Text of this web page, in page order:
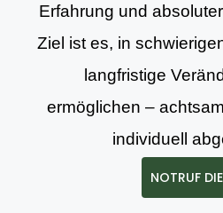
Erfahrung und
Ziel ist es, in
langfristige
ermöglichen –
individuell
NOTRUF